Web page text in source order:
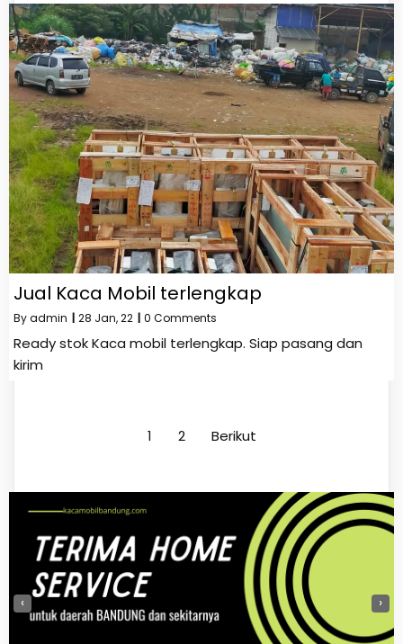
Jual Kaca Mobil terlengkap
Byadmin | 28 Jan, 22 | 0 Comments
Ready stok Kaca mobil terlengkap. Siap pasang dan
kirim
1 2 Berikut
‹ ›